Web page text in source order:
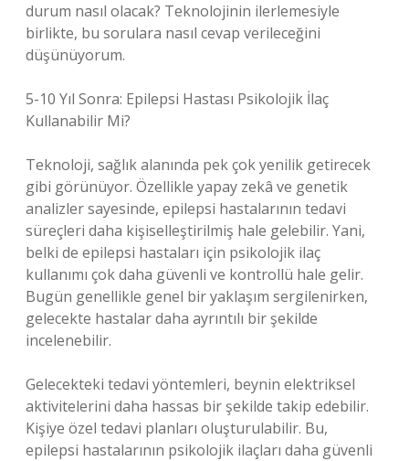
durum nasıl olacak? Teknolojinin ilerlemesiyle
birlikte, bu sorulara nasıl cevap verileceğini
düşünüyorum.
5-10 Yıl Sonra: Epilepsi Hastası Psikolojik İlaç
Kullanabilir Mi?
Teknoloji, sağlık alanında pek çok yenilik getirecek
gibi görünüyor. Özellikle yapay zekâ ve genetik
analizler sayesinde, epilepsi hastalarının tedavi
süreçleri daha kişiselleştirilmiş hale gelebilir. Yani,
belki de epilepsi hastaları için psikolojik ilaç
kullanımı çok daha güvenli ve kontrollü hale gelir.
Bugün genellikle genel bir yaklaşım sergilenirken,
gelecekte hastalar daha ayrıntılı bir şekilde
incelenebilir.
Gelecekteki tedavi yöntemleri, beynin elektriksel
aktivitelerini daha hassas bir şekilde takip edebilir.
Kişiye özel tedavi planları oluşturulabilir. Bu,
epilepsi hastalarının psikolojik ilaçları daha güvenli